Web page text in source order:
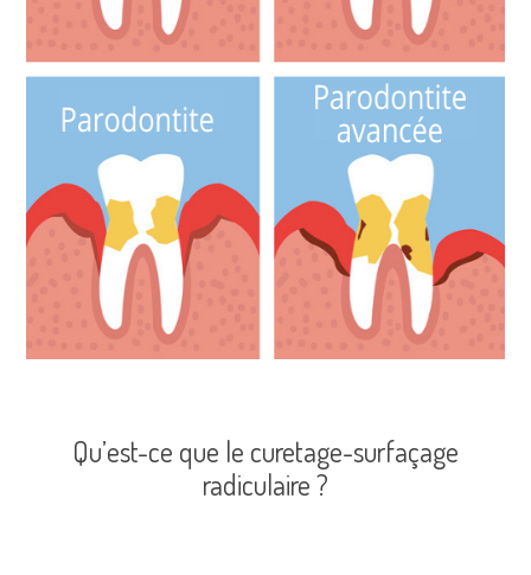
Qu’est-ce que le curetage-surfaçage
radiculaire ?